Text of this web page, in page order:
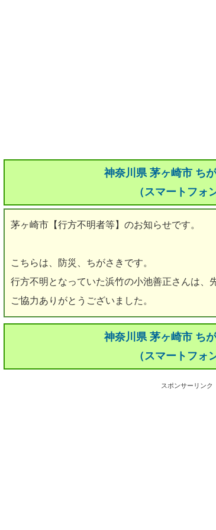
神奈川県 茅ヶ崎市 ち
（スマートフォ
茅ヶ崎市【行方不明者等】のお知らせです。
こちらは、防災、ちがさきです。
行方不明となっていた浜竹の小池善正さんは、
ご協力ありがとうございました。
神奈川県 茅ヶ崎市 ち
（スマートフォ
スポンサーリンク